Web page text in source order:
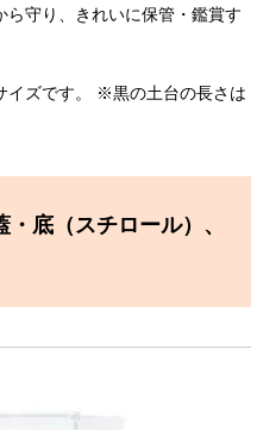
守り、きれいに保管・鑑賞す
イズです。 ※黒の土台の長さは
底（スチロール）、